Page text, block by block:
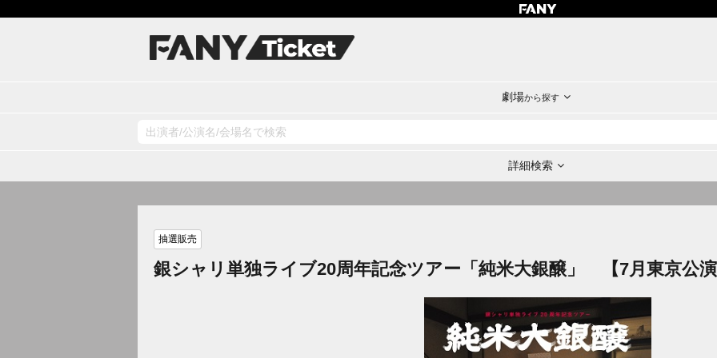
劇場から探す
詳細検索
抽選販売
銀シャリ単独ライブ20周年記念ツアー「純米大銀醸」 【7月東京公演